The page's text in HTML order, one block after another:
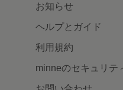
お知らせ
ヘルプとガイド
利用規約
minneのセキュリテ